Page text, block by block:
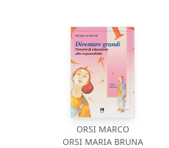
ORSI MARCO
ORSI MARIA BRUNA